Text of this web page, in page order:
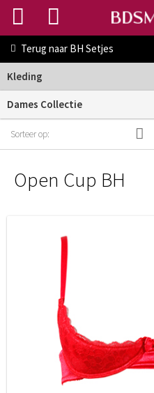
Terug naar BH Setjes
Kleding
Dames Collectie
Sorteer op:
Open Cup BH